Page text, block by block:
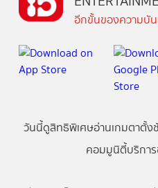
อีกขั้นของความบัน
วันนี้ดูสิทธิพิเศษอ่านเกมตาตั้ง
คอมมูนิตี้บริกา